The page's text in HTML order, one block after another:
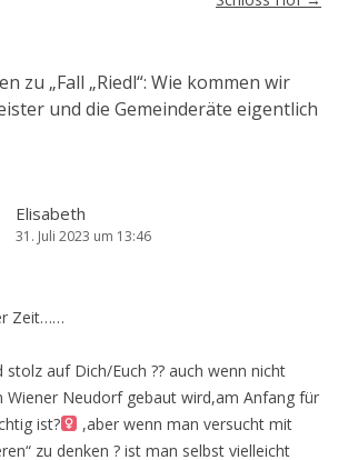
zu „Fall „Riedl“: Wie kommen wir
und die Gemeinderäte eigentlich
Elisabeth
31. Juli 2023 um 13:46
Zeit……
stolz auf Dich/Euch ?? auch wenn nicht
Wiener Neudorf gebaut wird,am Anfang für
ist?‍
,aber wenn man versucht mit
zu denken ? ist man selbst vielleicht